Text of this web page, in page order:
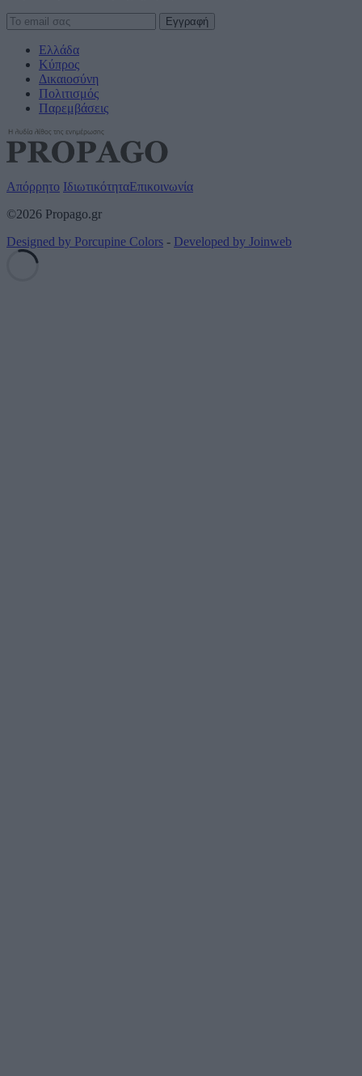
Ελλάδα
Κύπρος
Δικαιοσύνη
Πολιτισμός
Παρεμβάσεις
Απόρρητο ΙδιωτικότηταΕπικοινωνία
©2026 Propago.gr
Designed by Porcupine Colors - Developed by Joinweb